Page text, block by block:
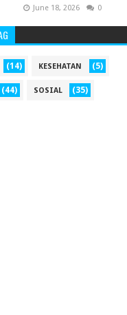
June 18, 2026 0
(14) KESEHATAN (5)
(44) SOSIAL (35)